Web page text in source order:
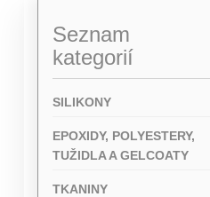
Seznam
kategorií
SILIKONY
EPOXIDY, POLYESTERY,
TUŽIDLA A GELCOATY
TKANINY